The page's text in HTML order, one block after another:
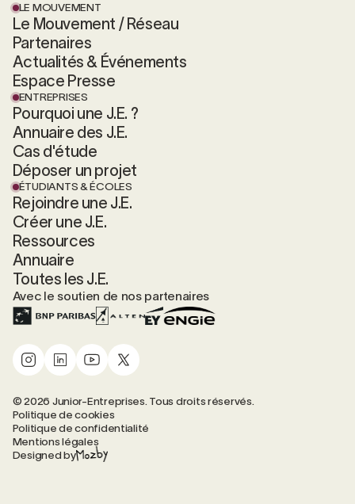
LE MOUVEMENT
Le Mouvement / Réseau
Partenaires
Actualités & Événements
Espace Presse
ENTREPRISES
Pourquoi une J.E. ?
Annuaire des J.E.
Cas d'étude
Déposer un projet
ÉTUDIANTS & ÉCOLES
Rejoindre une J.E.
Créer une J.E.
Ressources
Annuaire
Toutes les J.E.
Avec le soutien de nos partenaires
© 2026 Junior-Entreprises. Tous droits réservés.
Politique de cookies
Politique de confidentialité
Mentions légales
Designed by